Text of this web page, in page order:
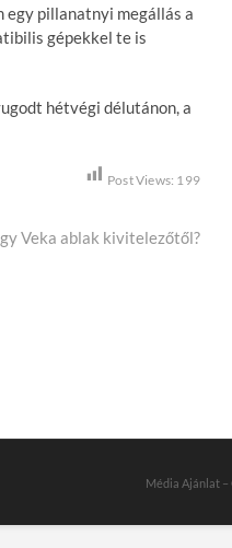
egy pillanatnyi megállás a
gépekkel te is
hétvégi délutánon, a
Post Views: 199
Veka ablak kivitelezőtől?
Média Ajánlat –